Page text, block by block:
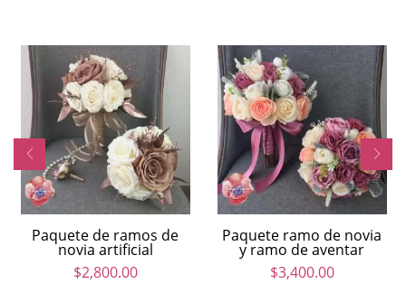
Paquete de ramos de
novia artificial
$2,800.00
Paquete ramo de novia
y ramo de aventar
$3,400.00